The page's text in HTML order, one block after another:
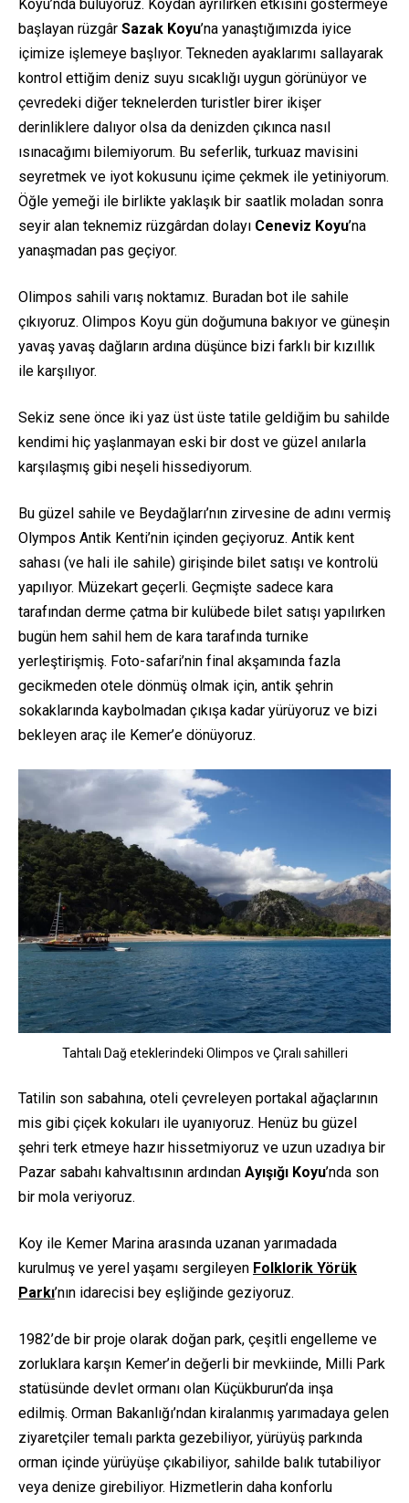
Koyu’nda buluyoruz. Koydan ayrılırken etkisini göstermeye
başlayan rüzgâr Sazak Koyu’na yanaştığımızda iyice
içimize işlemeye başlıyor. Tekneden ayaklarımı sallayarak
kontrol ettiğim deniz suyu sıcaklığı uygun görünüyor ve
çevredeki diğer teknelerden turistler birer ikişer
derinliklere dalıyor olsa da denizden çıkınca nasıl
ısınacağımı bilemiyorum. Bu seferlik, turkuaz mavisini
seyretmek ve iyot kokusunu içime çekmek ile yetiniyorum.
Öğle yemeği ile birlikte yaklaşık bir saatlik moladan sonra
seyir alan teknemiz rüzgârdan dolayı Ceneviz Koyu’na
yanaşmadan pas geçiyor.
Olimpos sahili varış noktamız. Buradan bot ile sahile
çıkıyoruz. Olimpos Koyu gün doğumuna bakıyor ve güneşin
yavaş yavaş dağların ardına düşünce bizi farklı bir kızıllık
ile karşılıyor.
Sekiz sene önce iki yaz üst üste tatile geldiğim bu sahilde
kendimi hiç yaşlanmayan eski bir dost ve güzel anılarla
karşılaşmış gibi neşeli hissediyorum.
Bu güzel sahile ve Beydağları’nın zirvesine de adını vermiş
Olympos Antik Kenti’nin içinden geçiyoruz. Antik kent
sahası (ve hali ile sahile) girişinde bilet satışı ve kontrolü
yapılıyor. Müzekart geçerli. Geçmişte sadece kara
tarafından derme çatma bir kulübede bilet satışı yapılırken
bugün hem sahil hem de kara tarafında turnike
yerleştirişmiş. Foto-safari’nin final akşamında fazla
gecikmeden otele dönmüş olmak için, antik şehrin
sokaklarında kaybolmadan çıkışa kadar yürüyoruz ve bizi
bekleyen araç ile Kemer’e dönüyoruz.
Tahtalı Dağ eteklerindeki Olimpos ve Çıralı sahilleri
Tatilin son sabahına, oteli çevreleyen portakal ağaçlarının
mis gibi çiçek kokuları ile uyanıyoruz. Henüz bu güzel
şehri terk etmeye hazır hissetmiyoruz ve uzun uzadıya bir
Pazar sabahı kahvaltısının ardından Ayışığı Koyu’nda son
bir mola veriyoruz.
Koy ile Kemer Marina arasında uzanan yarımadada
kurulmuş ve yerel yaşamı sergileyen Folklorik Yörük
Parkı’nın idarecisi bey eşliğinde geziyoruz.
1982’de bir proje olarak doğan park, çeşitli engelleme ve
zorluklara karşın Kemer’in değerli bir mevkiinde, Milli Park
statüsünde devlet ormanı olan Küçükburun’da inşa
edilmiş. Orman Bakanlığı’ndan kiralanmış yarımadaya gelen
ziyaretçiler temalı parkta gezebiliyor, yürüyüş parkında
orman içinde yürüyüşe çıkabiliyor, sahilde balık tutabiliyor
veya denize girebiliyor. Hizmetlerin daha konforlu